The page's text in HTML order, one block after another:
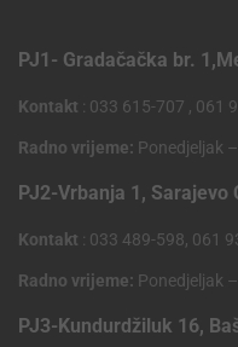
PJ1- Gradačačka br.
Kontakt : 033 615-707 , 061
Radno vrijeme: Ponedjeljak
PJ2-Vrbanja 1, Sarajevo
Kontakt : 033 489-598, 061
Radno vrijeme: Ponedjeljak
PJ3-Kundurdžiluk 16,